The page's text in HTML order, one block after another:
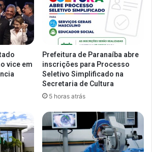
vice em
Prefeitura de Paranaíba abre
inscrições para Processo
Seletivo Simplificado na
Secretaria de Cultura
5 horas atrás